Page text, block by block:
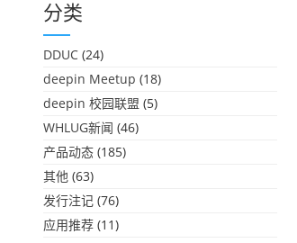
分类
DDUC (24)
deepin Meetup (18)
deepin 校园联盟 (5)
WHLUG新闻 (46)
产品动态 (185)
其他 (63)
发行注记 (76)
应用推荐 (11)